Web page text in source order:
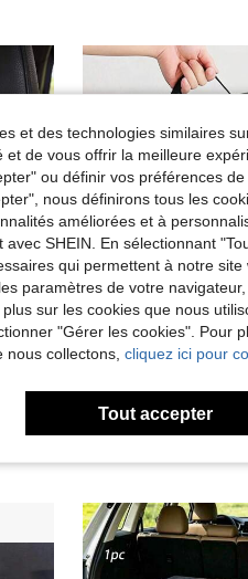
6,58€
et des technologies similaires
et de vous offrir la meilleure
ou définir vos préférences
nous définirons tous les
améliorées et à
SHEIN. En sélectionnant
qui permettent à notre
paramètres de votre
sur les cookies que nous
"Gérer les cookies". Pour
collectons, cliquez ici pour
Tout accepter